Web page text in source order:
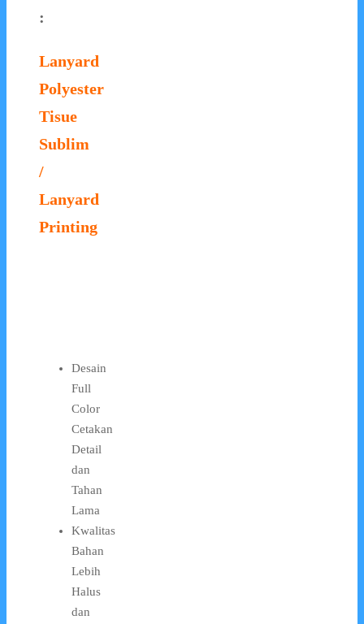
:
Lanyard
Polyester
Tisue
Sublim
/
Lanyard
Printing
Desain
Full
Color
Cetakan
Detail
dan
Tahan
Lama
Kwalitas
Bahan
Lebih
Halus
dan